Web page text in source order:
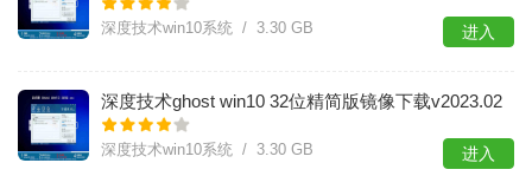
深度技术win10系统 / 3.30 GB 进入
​深度技术ghost win10 32位精简版镜像下载v2023.02
深度技术win10系统 / 3.30 GB 进入